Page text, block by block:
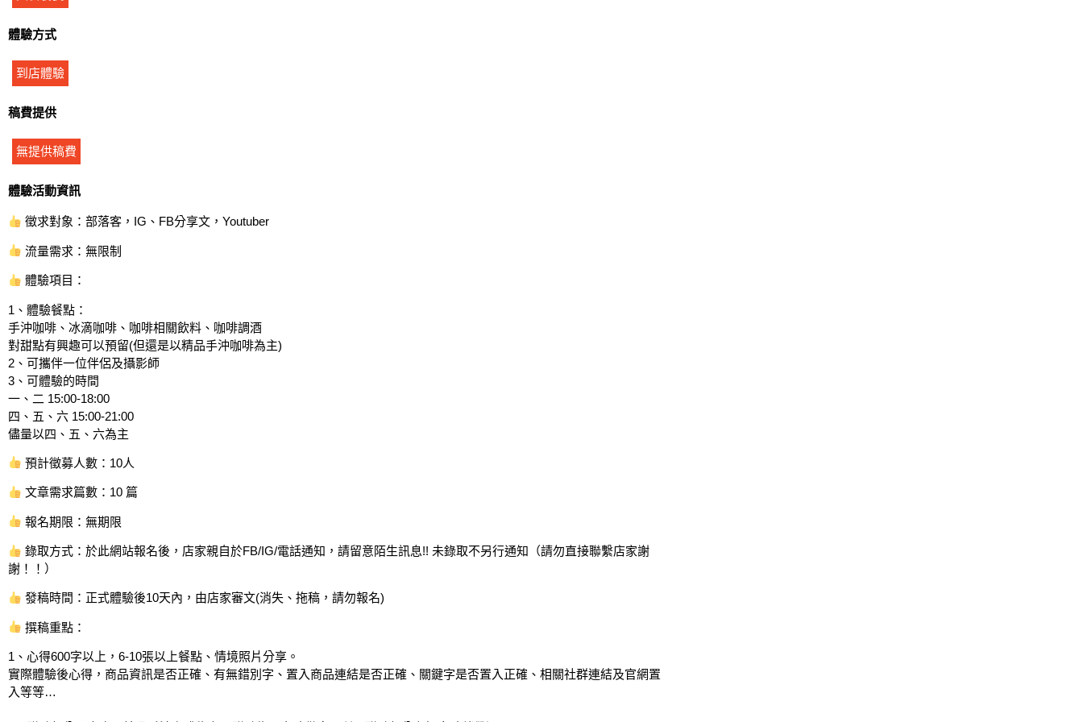
體驗方式
到店體驗
稿費提供
無提供稿費
體驗活動資訊
徵求對象：部落客，IG、FB分享文，Youtuber
流量需求：無限制
體驗項目：
1、體驗餐點：
手沖咖啡、冰滴咖啡、咖啡相關飲料、咖啡調酒
對甜點有興趣可以預留(但還是以精品手沖咖啡為主)
2、可攜伴一位伴侶及攝影師
3、可體驗的時間
一、二 15:00-18:00
四、五、六 15:00-21:00
儘量以四、五、六為主
預計徵募人數：10人
文章需求篇數：10 篇
報名期限：無期限
錄取方式：於此網站報名後，店家親自於FB/IG/電話通知，請留意陌生訊息!! 未錄取不另行通知（請勿直接聯繫店家謝
謝！！）
發稿時間：正式體驗後10天內，由店家審文(消失、拖稿，請勿報名)
撰稿重點：
1、心得600字以上，6-10張以上餐點、情境照片分享。
實際體驗後心得，商品資訊是否正確、有無錯別字、置入商品連結是否正確、關鍵字是否置入正確、相關社群連結及官網置
入等等…